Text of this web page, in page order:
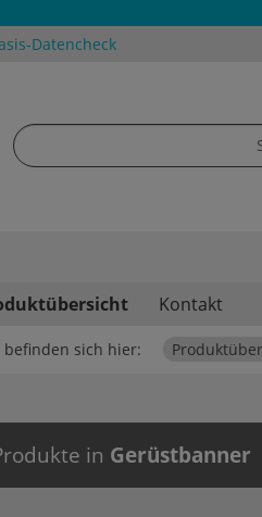
Datencheck
Kontakt
befinden sich hier:
in Gerüstbanner